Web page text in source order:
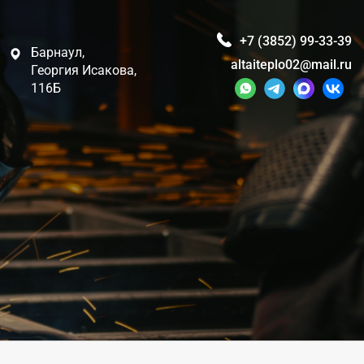
Барнаул,
Георгия Исакова,
116Б
+7 (3852) 99-33-39
altaiteplo02@mail.ru